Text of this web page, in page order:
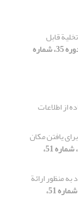
قابل
[دوره 35، شماره
از اطلاعات
یافتن مکان
[دوره 35، شماره 51،
منظور ارائة
[دوره 35، شماره 51،